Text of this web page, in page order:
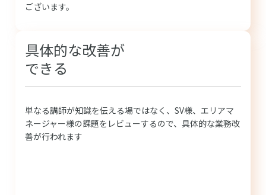
ございます。
具体的な改善が
できる
単なる講師が知識を伝える場ではなく、SV様、エリアマ
ネージャー様の課題をレビューするので、具体的な業務改
善が行われます